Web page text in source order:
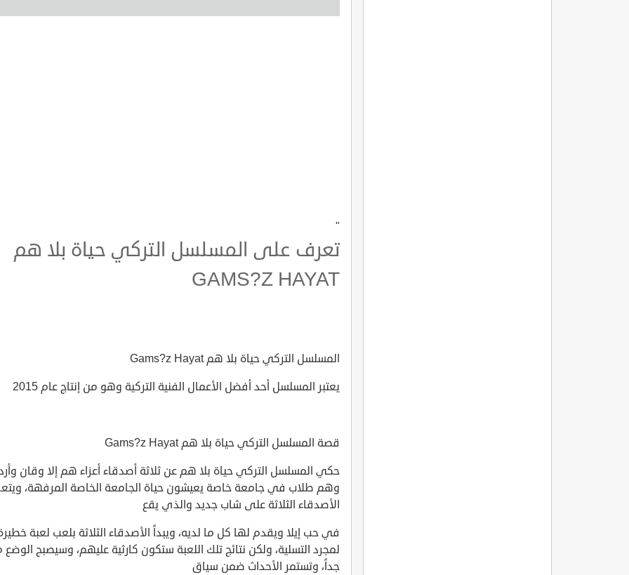
"
تعرف على المسلسل التركي حياة بلا هم
GAMS?Z HAYAT
المسلسل التركي حياة بلا هم Gams?z Hayat
يعتبر المسلسل أحد أفضل الأعمال الفنية التركية وهو من إنتاج عام 2015
قصة المسلسل التركي حياة بلا هم Gams?z Hayat
حكي المسلسل التركي حياة بلا هم عن ثلاثة أصدقاء أعزاء هم إلا وقان
وهم طلاب في جامعة خاصة يعيشون حياة الجامعة الخاصة المرفهة،
الأصدقاء الثلاثة على شاب جديد والذي يقع
في حب إيلا ويقدم لها كل ما لديه، ويبداً الأصدقاء الثلاثة بلعب لعبة
لمجرد التسلية، ولكن نتائج تلك اللعبة ستكون كارثية عليهم، وسيصبح الوضع
جداً، وتستمر الأحداث ضمن سياق